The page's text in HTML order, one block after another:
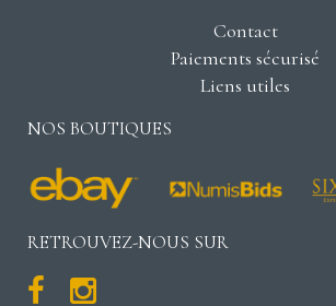
Contact
Paiements sécurisé
Liens utiles
NOS BOUTIQUES
RETROUVEZ-NOUS SUR